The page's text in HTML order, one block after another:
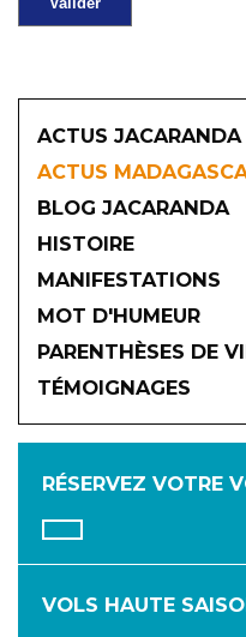
ACTUS JACARANDA
ACTUS
BLOG JACARANDA
HISTOIRE
MANIFESTATIONS
MOT D'HUMEUR
PARENTHÈSES DE
TÉMOIGNAGES
RÉSERVEZ VOTRE
VOLS HAUTE
JANVIER
AVRIL
JUILLET
OCTOBRE